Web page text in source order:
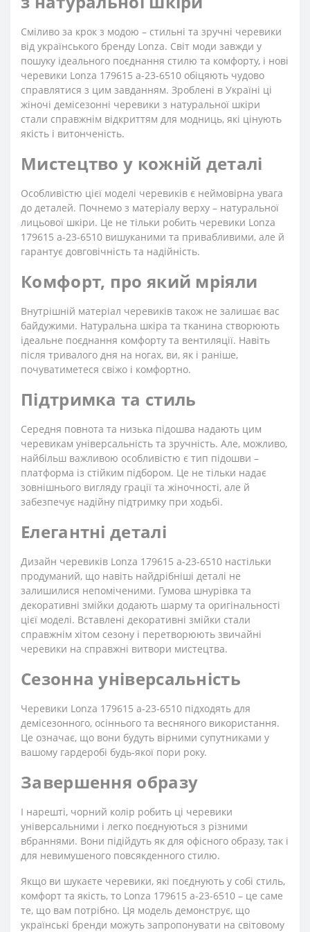
Сміливо за крок з модою – стильні та зручні черевики
від українського бренду Lonza. Світ моди завжди у
пошуку ідеального поєднання стилю та комфорту, і нові
черевики Lonza 179615 a-23-6510 обіцяють чудово
справлятися з цим завданням. Зроблені в Україні ці
жіночі демісезонні черевики з натуральної шкіри
стали справжнім відкриттям для модниць, які цінують
якість і витонченість.
Мистецтво у кожній деталі
Особливістю цієї моделі черевиків є неймовірна увага
до деталей. Почнемо з матеріалу верху – натуральної
лицьової шкіри. Це не тільки робить черевики Lonza
179615 a-23-6510 вишуканими та привабливими, але й
гарантує довговічність та надійність.
Комфорт, про який мріяли
Внутрішній матеріал черевиків також не залишає вас
байдужими. Натуральна шкіра та тканина створюють
ідеальне поєднання комфорту та вентиляції. Навіть
після тривалого дня на ногах, ви, як і раніше,
почуватиметеся свіжо і комфортно.
Підтримка та стиль
Середня повнота та низька підошва надають цим
черевикам універсальність та зручність. Але, можливо,
найбільш важливою особливістю є тип підошви –
платформа із стійким підбором. Це не тільки надає
зовнішнього вигляду грації та жіночності, але й
забезпечує надійну підтримку при ходьбі.
Елегантні деталі
Дизайн черевиків Lonza 179615 a-23-6510 настільки
продуманий, що навіть найдрібніші деталі не
залишилися непоміченими. Гумова шнурівка та
декоративні змійки додають шарму та оригінальності
цієї моделі. Вставлені декоративні змійки стали
справжнім хітом сезону і перетворюють звичайні
черевики на справжні витвори мистецтва.
Сезонна універсальність
Черевики Lonza 179615 a-23-6510 підходять для
демісезонного, осіннього та весняного використання.
Це означає, що вони будуть вірними супутниками у
вашому гардеробі будь-якої пори року.
Завершення образу
І нарешті, чорний колір робить ці черевики
універсальними і легко поєднуються з різними
вбраннями. Вони підійдуть як для офісного образу, так і
для невимушеного повсякденного стилю.
Якщо ви шукаєте черевики, які поєднують у собі стиль,
комфорт та якість, то Lonza 179615 a-23-6510 – це саме
те, що вам потрібно. Ця модель демонструє, що
українські бренди можуть запропонувати на світовому